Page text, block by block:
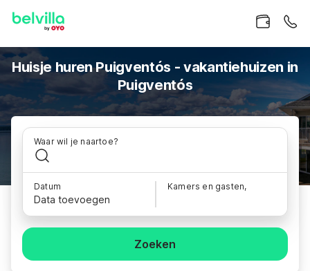
Huisje huren Puigventós - vakantiehuizen in
Puigventós
Waar wil je naartoe?
Datum
Data toevoegen
Kamers en gasten,
Zoeken